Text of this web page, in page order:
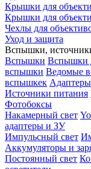
Крышки для
Крышки для
Чехлы для
Уход и защита
Вспышки,
Вспышки Вспышки
вспышки Ведомые
вспышкек
Источники питания
Фотобоксы
Накамерный свет
адаптеры и ЗУ
Импульсный свет
Аккумуляторы и
Постоянный свет